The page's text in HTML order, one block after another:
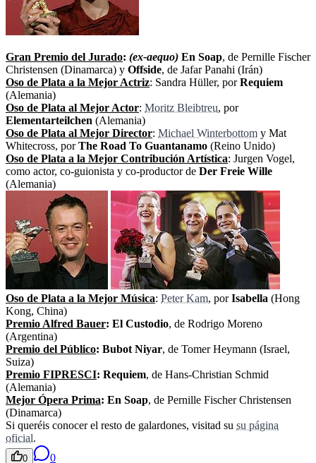
Gran Premio del Jurado: (ex-aequo) En Soap, de Pernille Fischer
Christensen (Dinamarca) y Offside, de Jafar Panahi (Irán)
Oso de Plata a la Mejor Actriz: Sandra Hüller, porRequiem
(Alemania)
Oso de Plata al Mejor Actor: Moritz Bleibtreu, por
Elementarteilchen (Alemania)
Oso de Plata al Mejor Director: Michael Winterbottom y Mat
Whitecross, porThe Road To Guantanamo (Reino Unido)
Oso de Plata a la Mejor Contribución Artística: Jurgen Vogel,
como actor, co-guionista y co-productor de Der Freie Wille
(Alemania)
Oso de Plata a la Mejor Música: Peter Kam, porIsabella (Hong
Kong, China)
Premio Alfred Bauer: El Custodio, de Rodrigo Moreno
(Argentina)
Premio del Público: Bubot Niyar, de Tomer Heymann (Israel,
Suiza)
Premio FIPRESCI: Requiem, de Hans-Christian Schmid
(Alemania)
Mejor Ópera Prima: En Soap, de Pernille Fischer Christensen
(Dinamarca)
Si queréis conocer el resto de galardones, visitad su su página
oficial.
0 0